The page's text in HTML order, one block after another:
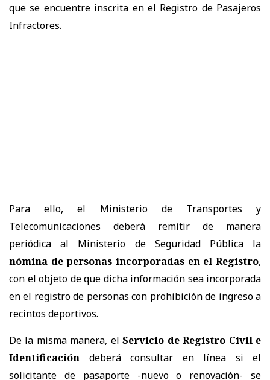
que se encuentre inscrita en el Registro de Pasajeros
Infractores.
Para ello, el Ministerio de Transportes y
Telecomunicaciones deberá remitir de manera
periódica al Ministerio de Seguridad Pública la
nómina de personas incorporadas en el Registro,
con el objeto de que dicha información sea incorporada
en el registro de personas con prohibición de ingreso a
recintos deportivos.
De la misma manera, elServicio de Registro Civil e
Identificación deberá consultar en línea si el
solicitante de pasaporte -nuevo o renovación- se